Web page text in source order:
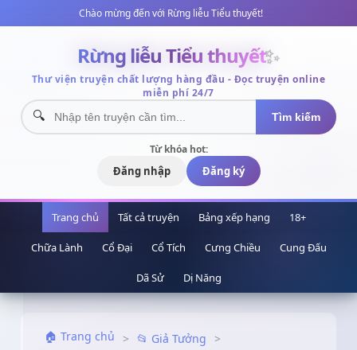
Chào mừng đến với Rừng liễu Tiểu thuyết!
Rừng liễu Tiểu thuyết✨
Thư viện truyện chất lượng hàng đầu - Đọc truyện online
miễn phí 24/7
Tìm kiếm
Từ khóa hot:
Đăng nhập Đăng ký
Trang chủ Tất cả truyện Bảng xếp hạng 18+
Chữa Lành Cổ Đại Cổ Tích Cưng Chiều Cung Đấu
Dã Sử Dị Năng
🏠 Trang chủ > 📂 Giả Tưởng
>